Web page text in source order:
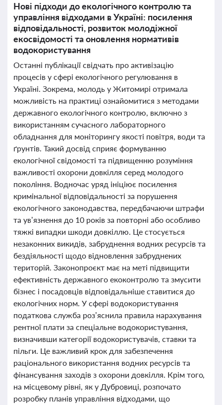
Нові підходи до екологічного контролю та
управління відходами в Україні: посилення
відповідальності, розвиток молодіжної
екосвідомості та оновлення нормативів
водокористування
Останні публікації свідчать про активізацію
процесів у сфері екологічного регулювання в
Україні. Зокрема, молодь у Житомирі отримала
можливість на практиці ознайомитися з методами
державного екологічного контролю, включно з
використанням сучасного лабораторного
обладнання для моніторингу якості повітря, води та
ґрунтів. Такий досвід сприяє формуванню
екологічної свідомості та підвищенню розуміння
важливості охорони довкілля серед молодого
покоління. Водночас уряд ініціює посилення
кримінальної відповідальності за порушення
екологічного законодавства, передбачаючи штрафи
та ув’язнення до 10 років за повторні або особливо
тяжкі випадки шкоди довкіллю. Це стосується
незаконних викидів, забруднення водних ресурсів та
бездіяльності щодо відновлення забруднених
територій. Законопроєкт має на меті підвищити
ефективність державного екоконтролю та змусити
бізнес і посадовців відповідальніше ставитися до
екологічних норм. У сфері водокористування
податкова служба роз’яснила правила нарахування
рентної плати за спеціальне водокористування,
визначивши категорії водокористувачів, ставки та
пільги. Це важливий крок для забезпечення
раціонального використання водних ресурсів та
фінансування заходів з охорони довкілля. Крім того,
на місцевому рівні, як у Дубровиці, розпочато
розробку планів управління відходами, що